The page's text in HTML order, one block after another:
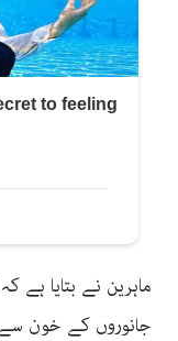
ماہرین نے بتایا ہے
جانوروں کے خون سے